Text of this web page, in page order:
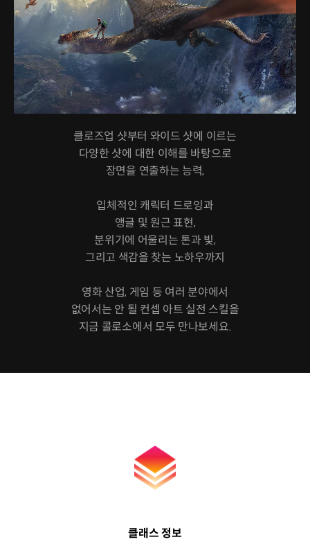
클로즈업 샷부터 와이드 샷에 이르는
다양한 샷에 대한 이해를 바탕으로
장면을 연출하는 능력,
입체적인 캐릭터 드로잉과
앵글 및 원근 표현,
분위기에 어울리는 톤과 빛,
그리고 색감을 찾는 노하우까지
영화 산업, 게임 등 여러 분야에서
없어서는 안 될 컨셉 아트 실전 스킬을
지금 콜로소에서 모두 만나보세요.
클래스 정보